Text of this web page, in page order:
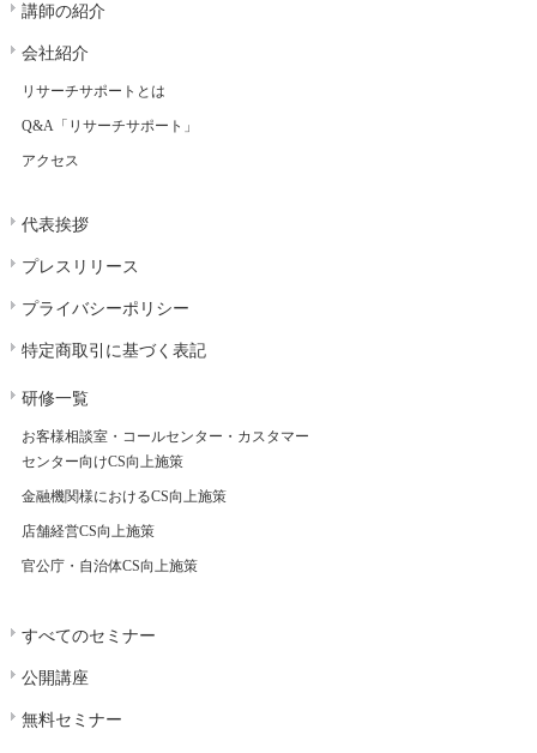
講師の紹介
会社紹介
リサーチサポートとは
Q&A「リサーチサポート」
アクセス
代表挨拶
プレスリリース
プライバシーポリシー
特定商取引に基づく表記
研修一覧
お客様相談室・コールセンター・カスタマー
センター向けCS向上施策
金融機関様におけるCS向上施策
店舗経営CS向上施策
官公庁・自治体CS向上施策
すべてのセミナー
公開講座
無料セミナー